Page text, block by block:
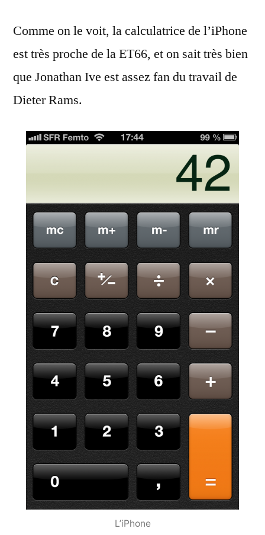
Comme on le voit, la calculatrice de l’iPhone
est très proche de la ET66, et on sait très bien
que Jonathan Ive est assez fan du travail de
Dieter Rams.
L’iPhone